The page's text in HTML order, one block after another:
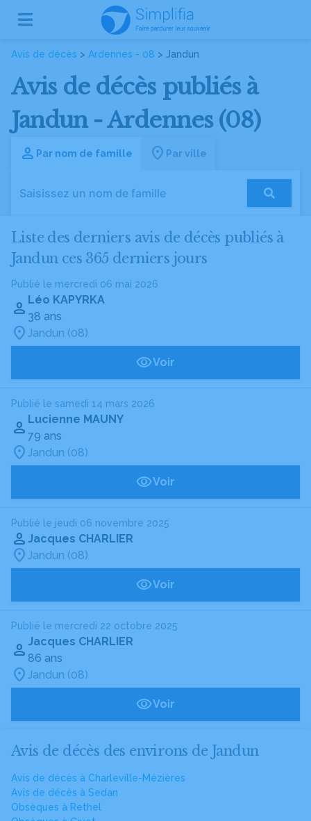
Avis de décès > Ardennes - 08 > Jandun
Avis de décès publiés à
Jandun - Ardennes (08)
Par nom de famille Par ville
Liste des derniers avis de décès publiés à
Jandun ces 365 derniers jours
Publié le mercredi 06 mai 2026
Léo KAPYRKA
38 ans
Jandun (08)
Voir
Publié le samedi 14 mars 2026
Lucienne MAUNY
79 ans
Jandun (08)
Voir
Publié le jeudi 06 novembre 2025
Jacques CHARLIER
Jandun (08)
Voir
Publié le mercredi 22 octobre 2025
Jacques CHARLIER
86 ans
Jandun (08)
Voir
Avis de décès des environs de Jandun
Avis de décès à Charleville-Mézières
Avis de décès à Sedan
Obsèques à Rethel